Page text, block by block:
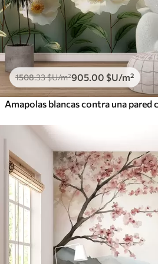
1508.33$U/m²905 .00 $U/m²